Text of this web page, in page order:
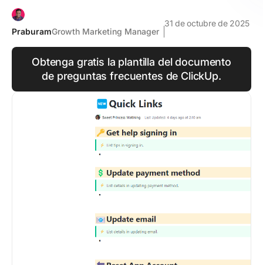
PraburamGrowth Marketing Manager
31 de octubre de 2025
Obtenga gratis la plantilla del documento
de preguntas frecuentes de ClickUp.